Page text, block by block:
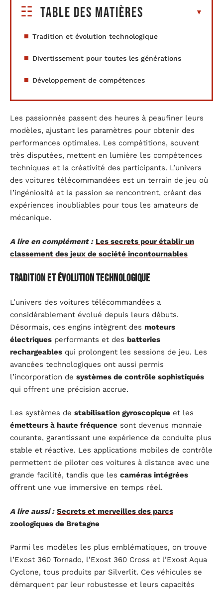
Table des matières
Tradition et évolution technologique
Divertissement pour toutes les générations
Développement de compétences
Les passionnés passent des heures à peaufiner leurs
modèles, ajustant les paramètres pour obtenir des
performances optimales. Les compétitions, souvent
très disputées, mettent en lumière les compétences
techniques et la créativité des participants. L’univers
des voitures télécommandées est un terrain de jeu où
l’ingéniosité et la passion se rencontrent, créant des
expériences inoubliables pour tous les amateurs de
mécanique.
A lire en complément : Les secrets pour établir un
classement des jeux de société incontournables
Tradition et évolution technologique
L’univers des voitures télécommandées a
considérablement évolué depuis leurs débuts.
Désormais, ces engins intègrent des moteurs
électriques performants et des batteries
rechargeables qui prolongent les sessions de jeu. Les
avancées technologiques ont aussi permis
l’incorporation de systèmes de contrôle sophistiqués
qui offrent une précision accrue.
Les systèmes de stabilisation gyroscopique et les
émetteurs à haute fréquence sont devenus monnaie
courante, garantissant une expérience de conduite plus
stable et réactive. Les applications mobiles de contrôle
permettent de piloter ces voitures à distance avec une
grande facilité, tandis que les caméras intégrées
offrent une vue immersive en temps réel.
A lire aussi : Secrets et merveilles des parcs
zoologiques de Bretagne
Parmi les modèles les plus emblématiques, on trouve
l’Exost 360 Tornado, l’Exost 360 Cross et l’Exost Aqua
Cyclone, tous produits par Silverlit. Ces véhicules se
démarquent par leur robustesse et leurs capacités